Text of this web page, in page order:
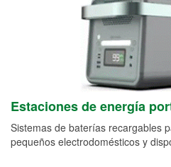
Estaciones de energía
Sistemas de baterías recargables
pequeños electrodomésticos y